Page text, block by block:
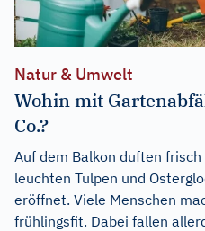
Natur & Umwelt
Wohin mit
Co.?
Auf dem Balkon duften
leuchten Tulpen und
eröffnet. Viele Menschen
frühlingsfit. Dabei fallen